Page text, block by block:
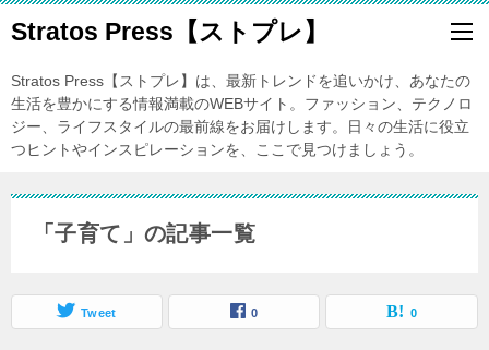
Stratos Press【ストプレ】
Stratos Press【ストプレ】は、最新トレンドを追いかけ、あなたの
生活を豊かにする情報満載のWEBサイト。ファッション、テクノロ
ジー、ライフスタイルの最前線をお届けします。日々の生活に役立
つヒントやインスピレーションを、ここで見つけましょう。
「子育て」の記事一覧
Tweet 0 0